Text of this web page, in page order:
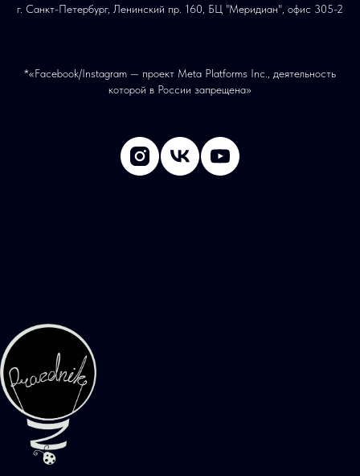
г. Санкт-Петербург, Ленинский пр. 160, БЦ "Меридиан", офис 305-2
*«Facebook/Instagram — проект Meta Platforms Inc., деятельность
которой в России запрещена»